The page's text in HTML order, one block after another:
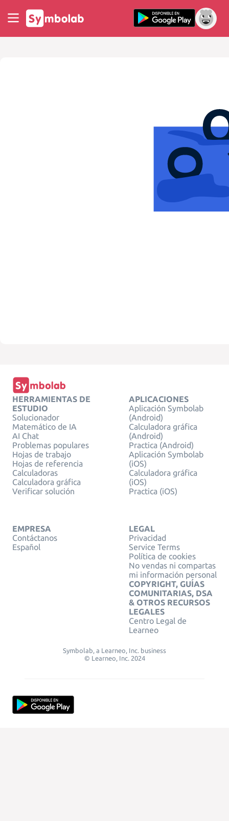
HERRAMIENTAS DE
ESTUDIO
Solucionador
Matemático de IA
AI Chat
Problemas populares
Hojas de trabajo
Hojas de referencia
Calculadoras
Calculadora gráfica
Verificar solución
APLICACIONES
Aplicación Symbolab
(Android)
Calculadora gráfica
(Android)
Practica (Android)
Aplicación Symbolab
(iOS)
Calculadora gráfica
(iOS)
Practica (iOS)
EMPRESA
Contáctanos
Español
LEGAL
Privacidad
Service Terms
Política de cookies
No vendas ni compartas
mi información personal
COPYRIGHT, GUÍAS
COMUNITARIAS, DSA
& OTROS RECURSOS
LEGALES
Centro Legal de
Learneo
Symbolab, a Learneo, Inc. business
© Learneo, Inc. 2024